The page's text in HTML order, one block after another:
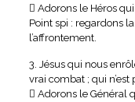
 Adorons le Héros
Point spi : regardons
l’affrontement.
3. Jésus qui nous
vrai combat ; qui
 Adorons le Général